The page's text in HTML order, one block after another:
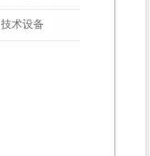
技术设备